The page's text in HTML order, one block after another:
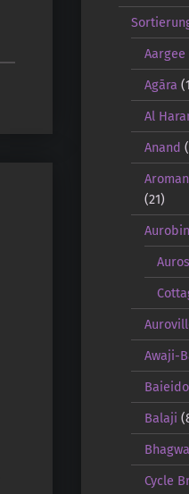
Aargee
Agāra
Al
Anand
(21)
Awaji-
Baieido
Balaji
Cycle